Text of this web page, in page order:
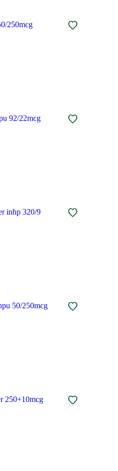
250mcg
Relvar Ellipta inhpu 92/22mcg
inhp 320/9
50/250mcg
250+10mcg